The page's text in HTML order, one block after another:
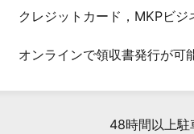
クレジットカード，MKPビ
オンラインで領収書発行が可
48時間以上駐